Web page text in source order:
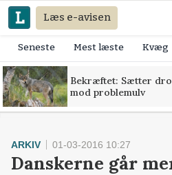
Læs e-avisen
Seneste Mest læste Kvæg
Bekræftet: Sætter
mod problemulv
ARKIV 01-03-2016 10:27
Danskerne går